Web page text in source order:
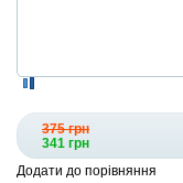
375 грн
341 грн
Додати до порівняння